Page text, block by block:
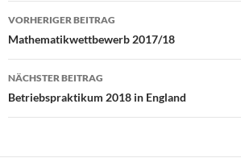
Beitragsnavigation
VORHERIGER BEITRAG
Mathematikwettbewerb 2017/18
NÄCHSTER BEITRAG
Betriebspraktikum 2018 in England